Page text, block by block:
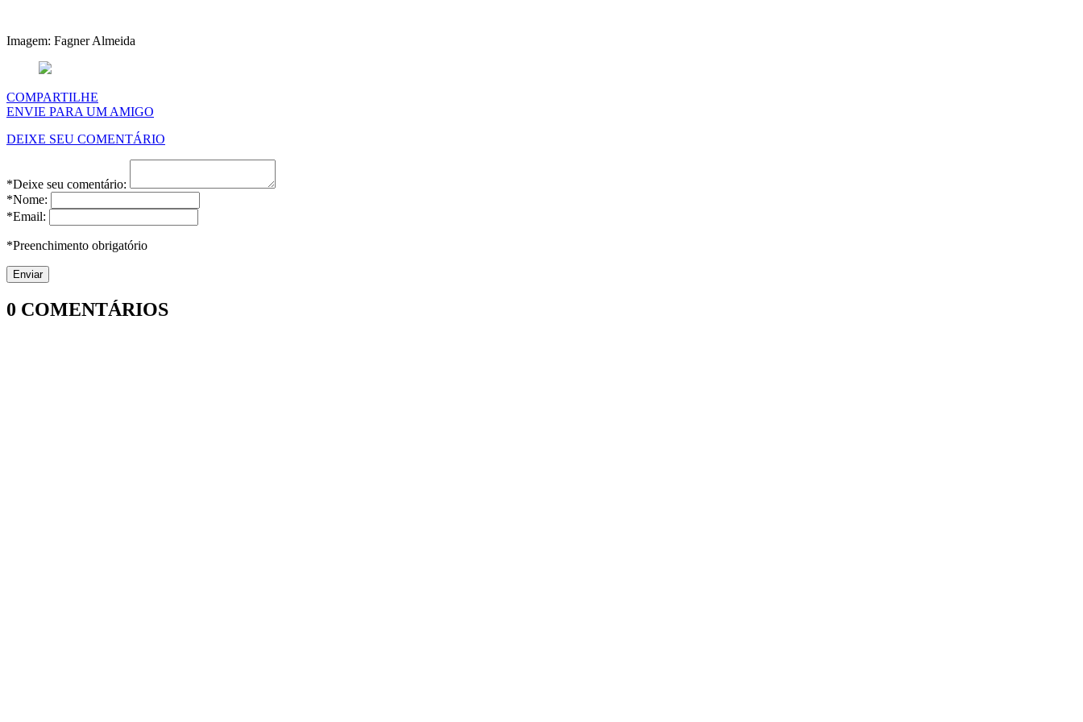
Imagem: Fagner Almeida
COMPARTILHE
ENVIE PARA UM AMIGO
DEIXE SEU COMENTÁRIO
*Deixe seu comentário:
*Nome:
*Email:
*Preenchimento obrigatório
0 COMENTÁRIOS